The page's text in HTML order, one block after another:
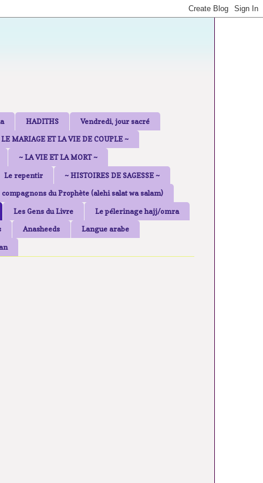
HADITHS Vendredi, jour sacré
LE MARIAGE ET LA VIE DE COUPLE ~
~ LA VIE ET LA MORT ~
Le repentir ~ HISTOIRES DE SAGESSE ~
compagnons du Prophète (alehi salat wa salam)
Les Gens du Livre Le pélerinage hajj/omra
Anasheeds Langue arabe